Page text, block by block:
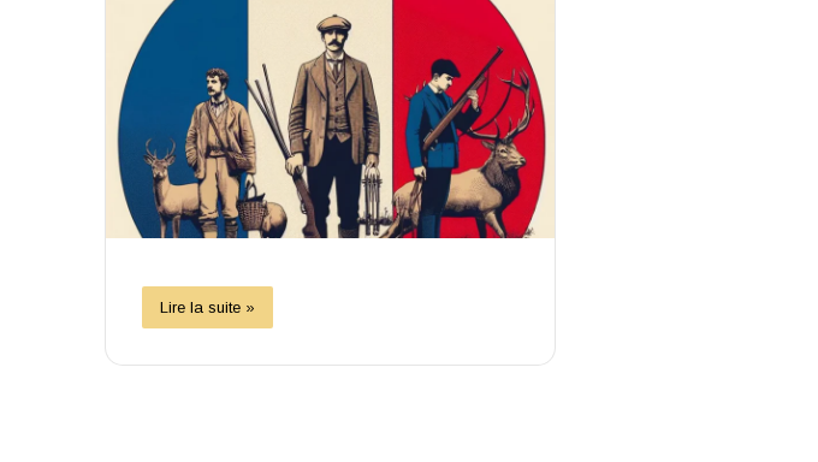
Lire la suite »